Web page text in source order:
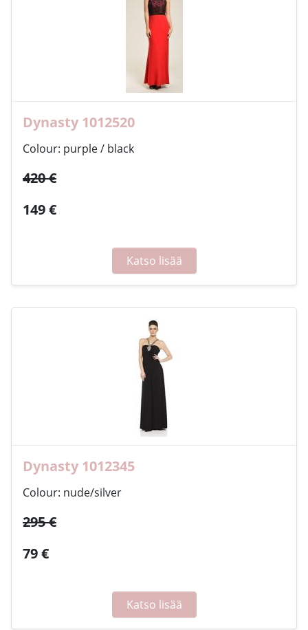
Dynasty 1012520
Colour: purple / black
420 €
149 €
Katso lisää
Dynasty 1012345
Colour: nude/silver
295 €
79 €
Katso lisää